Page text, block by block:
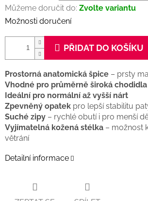
Můžeme doručit do: Zvolte variantu
Možnosti doručení
PŘIDAT DO KOŠÍKU
Prostorná anatomická špice – prsty
Vhodné pro průměrně široká chodidla
Ideální pro normální až vyšší nárt
Zpevněný opatek pro lepší stabilitu
Suché zipy – rychlé obutí i pro menší
Vyjímatelná kožená stélka – možnost
větrání
Detailní informace